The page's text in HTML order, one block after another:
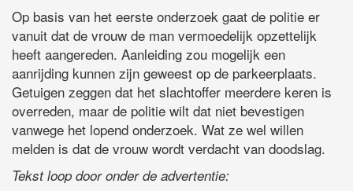
Op basis van het eerste onderzoek gaat de politie er
vanuit dat de vrouw de man vermoedelijk opzettelijk
heeft aangereden. Aanleiding zou mogelijk een
aanrijding kunnen zijn geweest op de parkeerplaats.
Getuigen zeggen dat het slachtoffer meerdere keren is
overreden, maar de politie wilt dat niet bevestigen
vanwege het lopend onderzoek. Wat ze wel willen
melden is dat de vrouw wordt verdacht van doodslag.
Tekst loop door onder de advertentie: